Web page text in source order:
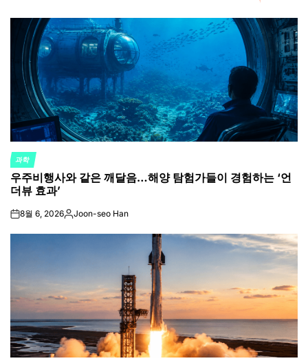
POSTED
IN
과학
우주비행사와 같은 깨달음…해양 탐험가들이 경험하는 ‘언
더뷰 효과’
on8월 6, 2026Posted
Joon-seo Han